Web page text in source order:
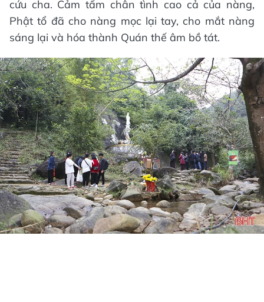
cứu cha. Cảm tấm chân tình cao cả của nàng,
Phật tổ đã cho nàng mọc lại tay, cho mắt nàng
sáng lại và hóa thành Quán thế âm bồ tát.